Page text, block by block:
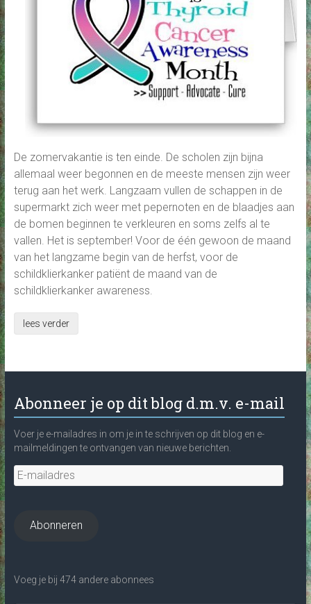
De zomervakantie is ten einde. De scholen zijn bijna
allemaal weer begonnen en de meeste mensen zijn weer
terug aan het werk. Langzaam vullen de schappen in de
supermarkt zich weer met pepernoten en de blaadjes aan
de bomen beginnen te verkleuren en soms zelfs al te
vallen. Het is september! Voor de één gewoon de maand
van het langzame begin van de herfst, voor de
schildklierkanker patiënt de maand van de
schildklierkanker awareness.
lees verder
Abonneer je op dit blog d.m.v. e-mail
Voer je e-mailadres in om je in te schrijven op dit blog en e-
mailmeldingen te ontvangen van nieuwe berichten.
E-
mailadres
Abonneren
Voeg je bij 474 andere abonnees